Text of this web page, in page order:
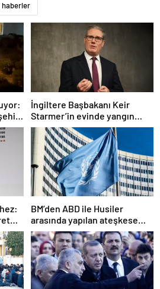
haberler
İngiltere Başbakanı Keir
Starmer’in evinde yangın
çıktı
BM’den ABD ile Husiler
arasında yapılan ateşkese
ilişkin değerlendirme